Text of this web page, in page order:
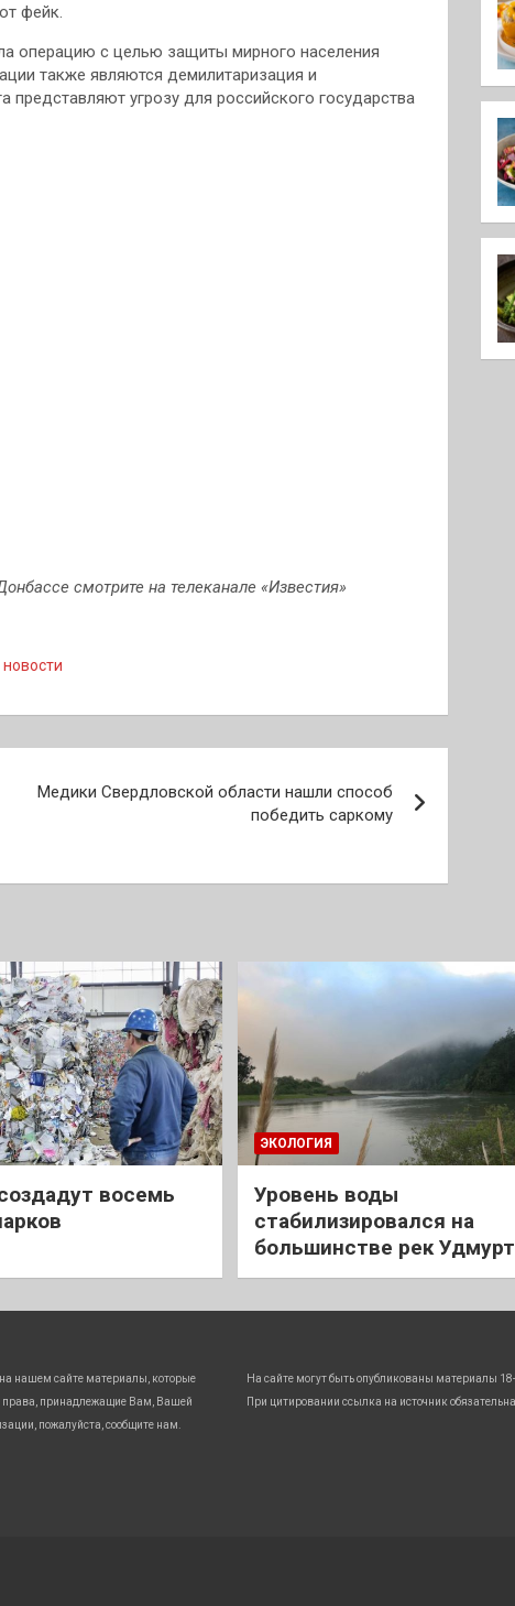
фейк.
операцию с целью защиты мирного населения
также являются демилитаризация и
угрозу для российского государства
смотрите на телеканале «Известия»
Медики Свердловской области нашли способ
победить саркому
восемь
ЭКОЛОГИЯ
Уровень воды
стабилизировался на
большинстве рек
нашем сайте материалы, которые
права, принадлежащие Вам, Вашей
пожалуйста, сообщите нам.
На сайте могут быть опубликованы материалы
При цитировании ссылка на источник обязательна.